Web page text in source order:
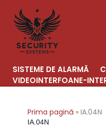
content
SISTEME DE ALARMĂ
VIDEOINTERFOANE-
Prima pagină » IA.04N
IA.04N